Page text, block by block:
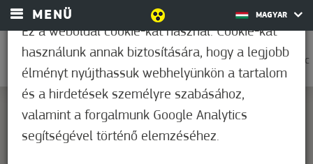
MENÜ MAGYAR
0
20,6°C
This page can't load Google Maps correctly.
Ez a weboldal cookie-kat használ. Cookie-kat
használunk annak biztosítására, hogy a legjobb
élményt nyújthassuk webhelyünkön a tartalom
és a hirdetések személyre szabásához,
valamint a forgalmunk Google Analytics
segítségével történő elemzéséhez.